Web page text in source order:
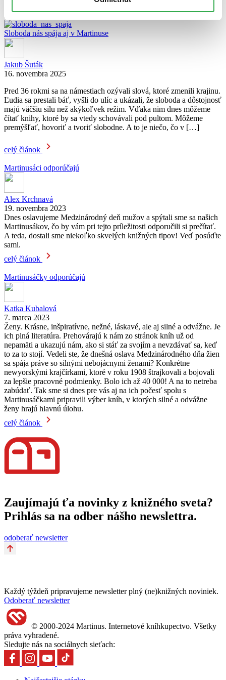
Prečítajte si tiež:
Sloboda nás spája aj v Martinuse
Jakub Šuták
16. novembra 2025
Pred 36 rokmi sa na námestiach ozývali slová, ktoré zmenili krajinu.
Ľudia sa prestali báť, vyšli do ulíc a ukázali, že sloboda a dôstojnosť
majú väčšiu silu než akýkoľvek režim. Vďaka nim dnes môžeme
čítať knihy, ktoré by sa vtedy schovávali pod pultom. Môžeme
premýšľať, hovoriť a tvoriť slobodne. A to je niečo, čo v […]
celý článok
Martinusáci odporúčajú
Alex Krchnavá
19. novembra 2023
Dnes oslavujeme Medzinárodný deň mužov a spýtali sme sa našich
Martinusákov, čo by vám pri tejto príležitosti odporučili si prečítať.
A teda, dostali sme niekoľko skvelých knižných tipov! Veď posúďte
sami.
celý článok
Martinusáčky odporúčajú
Katka Kubalová
7. marca 2023
Ženy. Krásne, inšpiratívne, nežné, láskavé, ale aj silné a odvážne. Je
ich plná literatúra. Prehovárajú k nám zo stránok kníh už od
nepamäti a ukazujú nám, ako si stáť za svojím a nevzdávať sa, keď
to za to stojí. Vedeli ste, že dnešná oslava Medzinárodného dňa žien
sa spája práve so silnými nebojácnymi ženami? Konkrétne
newyorskými krajčírkami, ktoré v roku 1908 štrajkovali a bojovali
za lepšie pracovné podmienky. Bolo ich až 40 000! A na to netreba
zabúdať. Tak sme si dnes pre vás aj na ich počesť spolu s
Martinusáčkami pripravili výber kníh, v ktorých silné a odvážne
ženy hrajú hlavnú úlohu.
celý článok
Zaujímajú ťa novinky z knižného sveta?
Prihlás sa na odber nášho newslettra.
odoberať newsletter
Každý týždeň pripravujeme newsletter plný (ne)knižných noviniek.
Odoberať newsletter
© 2000-2024 Martinus. Internetové kníhkupectvo. Všetky
práva vyhradené.
Sledujte nás na sociálnych sieťach: